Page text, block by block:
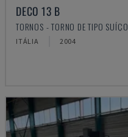
DECO 13 B
TORNOS - TORNO DE TIPO SUÍÇO
ITÁLIA 2004